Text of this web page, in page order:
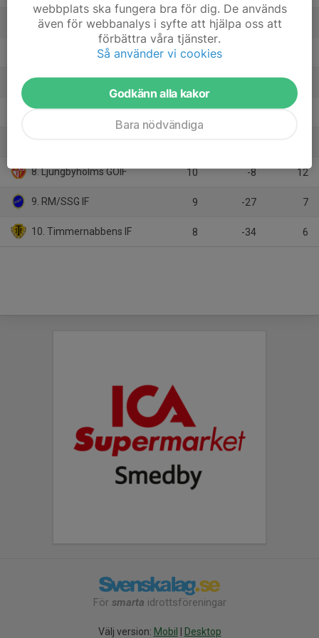
3. TUFF 9 9
9
5. Kalmar Södra IF 2
6. Johansfors IF 10 6
8. Ljungbyholms GOIF 10 -8 12
9. RM/SSG IF 9 -27 7
10. Timmernabbens IF 8 -34 6
För smarta idrottsföreningar
Välj version: Mobil Desktop
webbplats ska fungera bra för dig. De används
även för webbanalys i syfte att hjälpa oss att
förbättra våra tjänster.
Så använder vi cookies
Godkänn alla kakor
Bara nödvändiga